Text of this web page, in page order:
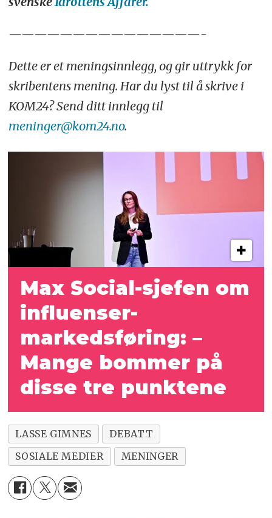
———————————————-
Dette er et meningsinnlegg, og gir uttrykk for
skribentens mening. Har du lyst til å skrive i
KOM24? Send ditt innlegg til
meninger@kom24.no.
Max Social-sjefen om
influenser-
markedsføring: –
Mange bommer på
disse tre punktene
LASSE GIMNES
DEBATT
SOSIALE MEDIER
MENINGER